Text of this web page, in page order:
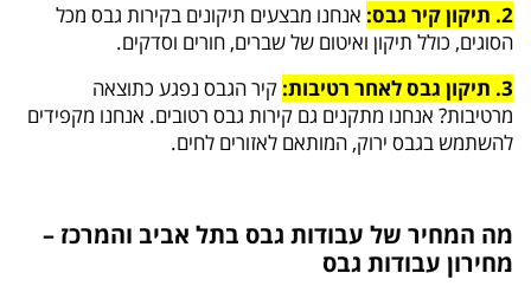
2. תיקון קיר גבס:
אנחנו מבצעים תיקונים בקירות גבס מכל
הסוגים, כולל תיקון ואיטום של שברים, חורים וסדקים.
3. תיקון גבס לאחר רטיבות:
קיר הגבס נפגע כתוצאה
מרטיבות? אנחנו מתקנים גם קירות גבס רטובים. אנחנו מקפידים
להשתמש בגבס ירוק, המותאם לאזורים לחים.
מה המחיר של עבודות גבס בתל אביב והמרכז –
מחירון עבודות גבס